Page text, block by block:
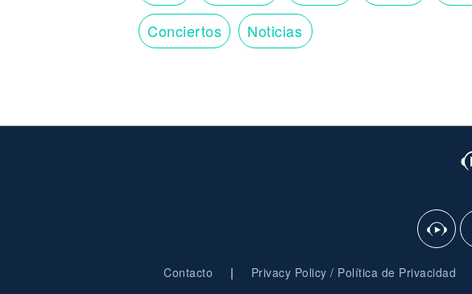
Conciertos Noticias
Contacto | Privacy Policy / Política de Privacidad